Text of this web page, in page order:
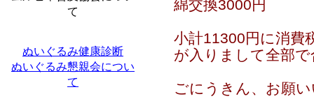
て
ぬいぐるみ健康診断
ぬいぐるみ懇親会につい
て
綿交換3000円
小計11300円に消費
が入りまして全部
ごにうきん、お願